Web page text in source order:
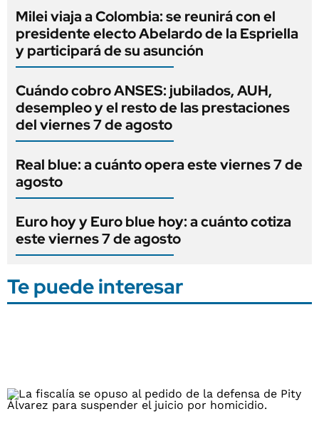
Milei viaja a Colombia: se reunirá con el
presidente electo Abelardo de la Espriella
y participará de su asunción
Cuándo cobro ANSES: jubilados, AUH,
desempleo y el resto de las prestaciones
del viernes 7 de agosto
Real blue: a cuánto opera este viernes 7 de
agosto
Euro hoy y Euro blue hoy: a cuánto cotiza
este viernes 7 de agosto
Te puede interesar